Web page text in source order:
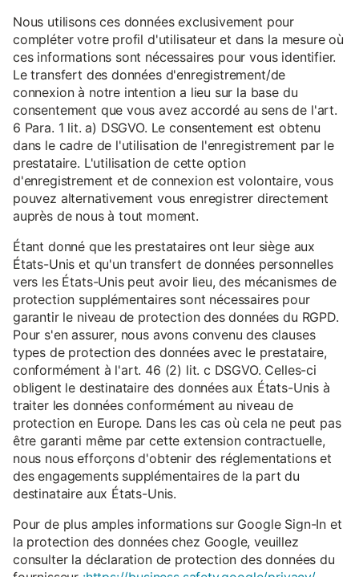
Nous utilisons ces données exclusivement pour
compléter votre profil d'utilisateur et dans la mesure où
ces informations sont nécessaires pour vous identifier.
Le transfert des données d'enregistrement/de
connexion à notre intention a lieu sur la base du
consentement que vous avez accordé au sens de l'art.
6 Para. 1 lit. a) DSGVO. Le consentement est obtenu
dans le cadre de l'utilisation de l'enregistrement par le
prestataire. L'utilisation de cette option
d'enregistrement et de connexion est volontaire, vous
pouvez alternativement vous enregistrer directement
auprès de nous à tout moment.
Étant donné que les prestataires ont leur siège aux
États-Unis et qu'un transfert de données personnelles
vers les États-Unis peut avoir lieu, des mécanismes de
protection supplémentaires sont nécessaires pour
garantir le niveau de protection des données du RGPD.
Pour s'en assurer, nous avons convenu des clauses
types de protection des données avec le prestataire,
conformément à l'art. 46 (2) lit. c DSGVO. Celles-ci
obligent le destinataire des données aux États-Unis à
traiter les données conformément au niveau de
protection en Europe. Dans les cas où cela ne peut pas
être garanti même par cette extension contractuelle,
nous nous efforçons d'obtenir des réglementations et
des engagements supplémentaires de la part du
destinataire aux États-Unis.
Pour de plus amples informations sur Google Sign-In et
la protection des données chez Google, veuillez
consulter la déclaration de protection des données du